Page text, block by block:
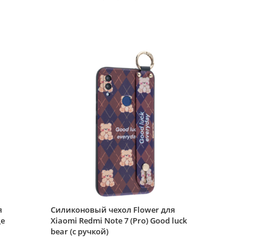
Xiaomi Redmi Note 7
(Pro) прозрачный с
вырезом под карту
Силиконовый чехол
White heart для
Xiaomi Redmi Note 7
(Pro) розовый
градиент c вырезом
под карту
Силиконовый чехол
Soft edge для Xiaomi
Redmi Note 7 (Pro)
дак
Силиконовый чехол
Volume для Xiaomi
Redmi Note 7 (Pro)
черный
Силиконовый чехол
Carboniferous для
Силиконовый чехол Flower для
Xiaomi Redmi Note 7 (Pro) Good luck
bear (с ручкой)